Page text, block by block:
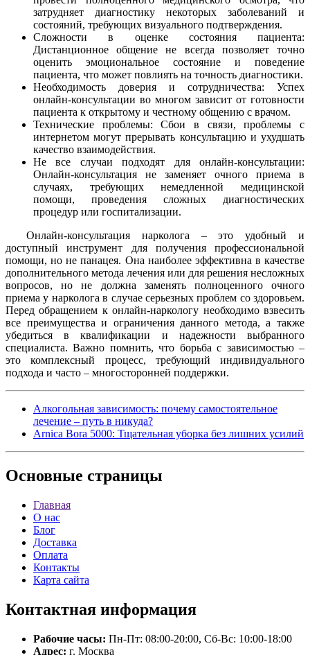
затрудняет диагностику некоторых заболеваний и
состояний, требующих визуального подтверждения.
Сложности в оценке состояния пациента:
Дистанционное общение не всегда позволяет точно
оценить эмоциональное состояние и поведение
пациента, что может повлиять на точность диагностики.
Необходимость доверия и сотрудничества: Успех
онлайн-консультации во многом зависит от готовности
пациента к открытому и честному общению с врачом.
Технические проблемы: Сбои в связи, проблемы с
интернетом могут прерывать консультацию и ухудшать
качество взаимодействия.
Не все случаи подходят для онлайн-консультации:
Онлайн-консультация не заменяет очного приема в
случаях, требующих немедленной медицинской
помощи, проведения сложных диагностических
процедур или госпитализации.
Онлайн-консультация нарколога – это удобный и
доступный инструмент для получения профессиональной
помощи, но не панацея. Она наиболее эффективна в качестве
дополнительного метода лечения или для решения несложных
вопросов, но не должна заменять полноценного очного
приема у нарколога в случае серьезных проблем со здоровьем.
Перед обращением к онлайн-наркологу необходимо взвесить
все преимущества и ограничения данного метода, а также
убедиться в квалификации и надежности выбранного
специалиста. Важно помнить, что борьба с зависимостью –
это комплексный процесс, требующий индивидуального
подхода и часто – многосторонней поддержки.
Алкогольная зависимость: почему самостоятельное
лечение – путь в никуда?
Arnica Bora 5000: Тщательная уборка без лишних усилий
Основные страницы
Главная
О нас
Блог
Доставка
Оплата
Контакты
Карта сайта
Контактная информация
Рабочие часы: Пн-Пт: 08:00-20:00, Сб-Вс: 10:00-18:00
Адрес: г. Москва